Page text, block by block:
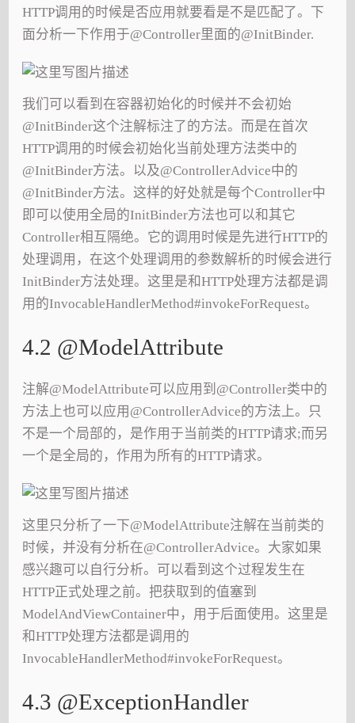
HTTP调用的时候是否应用就要看是不是匹配了。下
面分析一下作用于@Controller里面的@InitBinder.
我们可以看到在容器初始化的时候并不会初始
@InitBinder这个注解标注了的方法。而是在首次
HTTP调用的时候会初始化当前处理方法类中的
@InitBinder方法。以及@ControllerAdvice中的
@InitBinder方法。这样的好处就是每个Controller中
即可以使用全局的InitBinder方法也可以和其它
Controller相互隔绝。它的调用时候是先进行HTTP的
处理调用，在这个处理调用的参数解析的时候会进行
InitBinder方法处理。这里是和HTTP处理方法都是调
用的InvocableHandlerMethod#invokeForRequest。
4.2 @ModelAttribute
注解@ModelAttribute可以应用到@Controller类中的
方法上也可以应用@ControllerAdvice的方法上。只
不是一个局部的，是作用于当前类的HTTP请求;而另
一个是全局的，作用为所有的HTTP请求。
这里只分析了一下@ModelAttribute注解在当前类的
时候，并没有分析在@ControllerAdvice。大家如果
感兴趣可以自行分析。可以看到这个过程发生在
HTTP正式处理之前。把获取到的值塞到
ModelAndViewContainer中，用于后面使用。这里是
和HTTP处理方法都是调用的
InvocableHandlerMethod#invokeForRequest。
4.3 @ExceptionHandler